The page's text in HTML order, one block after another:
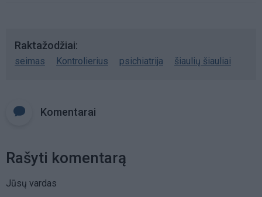
Raktažodžiai
seimas Kontrolierius psichiatrija šiaulių šiauliai
Komentarai
Rašyti komentarą
Jūsų vardas